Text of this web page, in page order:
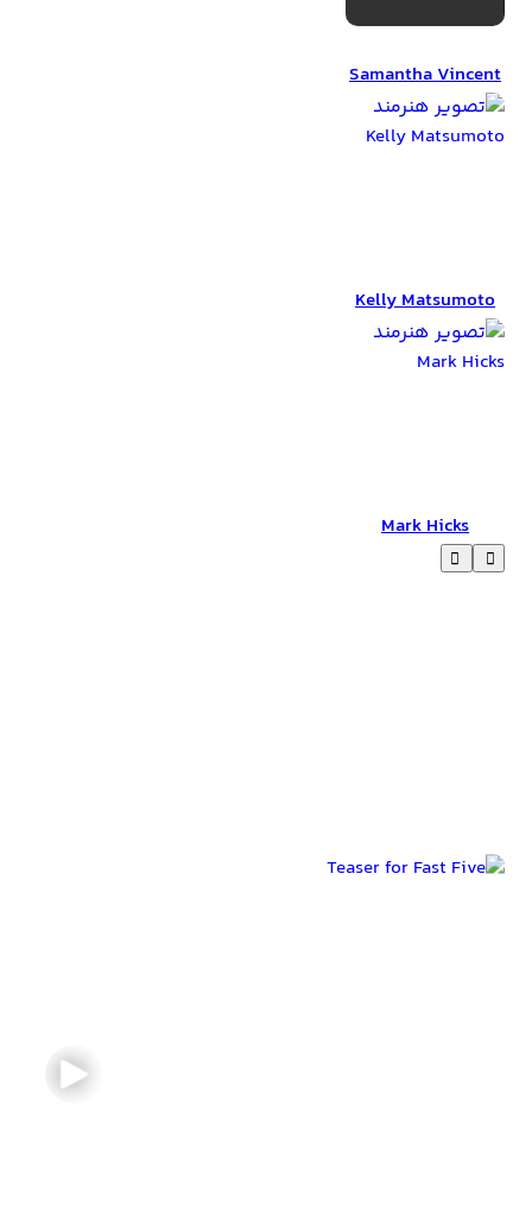
Samantha Vincent
Kelly Matsumoto
Mark Hicks